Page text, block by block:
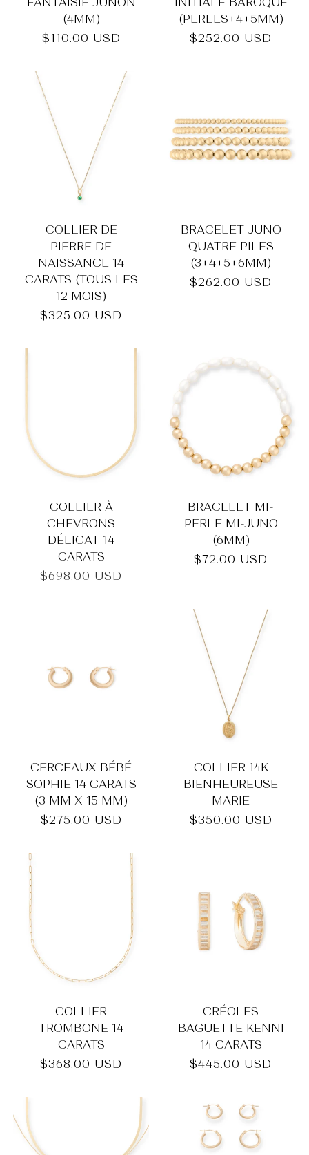
_
(4MM)
Prix
$110.00 USD
(PERLES+4+5MM)
Prix
$252.00 USD
COLLIER DE
PIERRE DE
NAISSANCE 14
CARATS (TOUS LES
12 MOIS)
Prix
$325.00 USD
BRACELET JUNO
QUATRE PILES
(3+4+5+6MM)
Prix
$262.00 USD
COLLIER À
CHEVRONS
DÉLICAT 14
CARATS
Prix
$698.00 USD
BRACELET MI-
PERLE MI-JUNO
(6MM)
Prix
$72.00 USD
CERCEAUX BÉBÉ
SOPHIE 14 CARATS
(3 MM X 15 MM)
Prix
$275.00 USD
COLLIER 14K
BIENHEUREUSE
MARIE
Prix
$350.00 USD
COLLIER
TROMBONE 14
CARATS
Prix
$368.00 USD
CRÉOLES
BAGUETTE KENNI
14 CARATS
Prix
$445.00 USD